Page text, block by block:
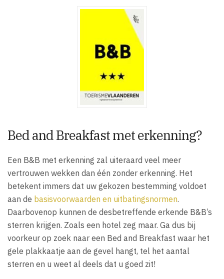
Bed and Breakfast met erkenning?
Een B&B met erkenning zal uiteraard veel meer
vertrouwen wekken dan één zonder erkenning. Het
betekent immers dat uw gekozen bestemming voldoet
aan de basisvoorwaarden en uitbatingsnormen.
Daarbovenop kunnen de desbetreffende erkende B&B’s
sterren krijgen. Zoals een hotel zeg maar. Ga dus bij
voorkeur op zoek naar een Bed and Breakfast waar het
gele plakkaatje aan de gevel hangt, tel het aantal
sterren en u weet al deels dat u goed zit!